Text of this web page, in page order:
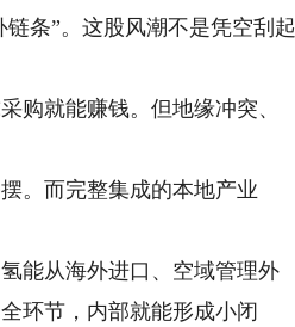
条”。这股风潮不是凭空刮起
就能赚钱。但地缘冲突、
而完整集成的本地产业
能从海外进口、空域管理外
环节，内部就能形成小闭